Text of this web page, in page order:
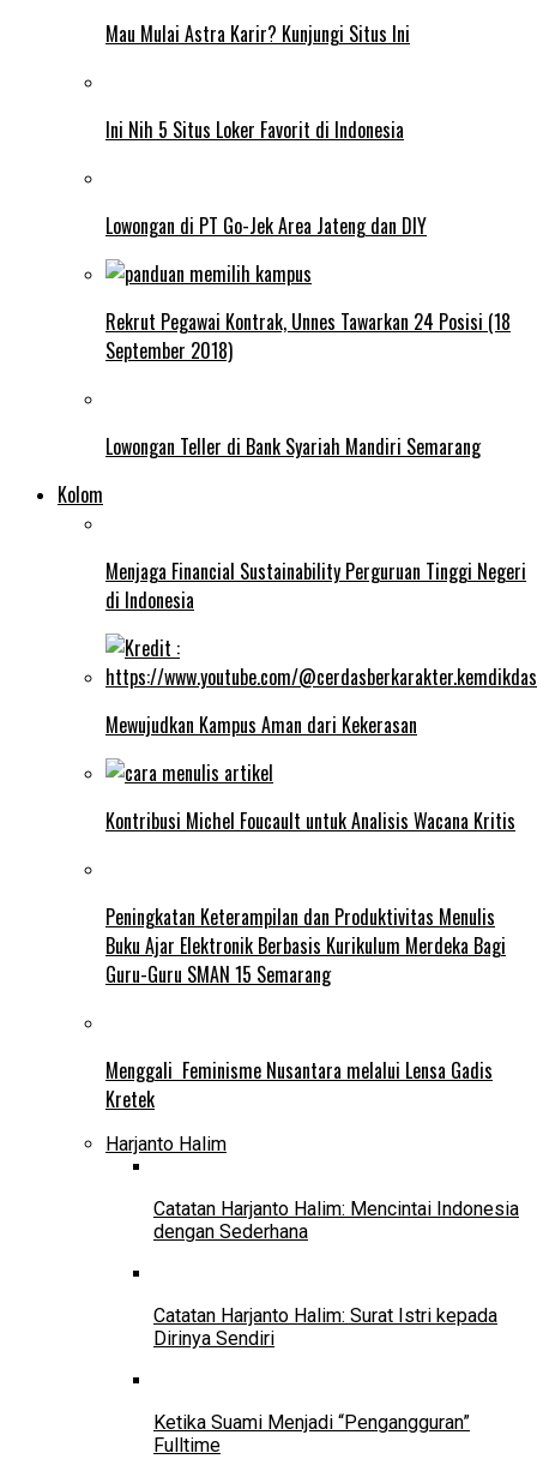
Mau Mulai Astra Karir? Kunjungi Situs Ini
Ini Nih 5 Situs Loker Favorit di Indonesia
Lowongan di PT Go-Jek Area Jateng dan DIY
Rekrut Pegawai Kontrak, Unnes Tawarkan 24 Posisi (18
September 2018)
Lowongan Teller di Bank Syariah Mandiri Semarang
Kolom
Menjaga Financial Sustainability Perguruan Tinggi Negeri
di Indonesia
Mewujudkan Kampus Aman dari Kekerasan
Kontribusi Michel Foucault untuk Analisis Wacana Kritis
Peningkatan Keterampilan dan Produktivitas Menulis
Buku Ajar Elektronik Berbasis Kurikulum Merdeka Bagi
Guru-Guru SMAN 15 Semarang
Menggali Feminisme Nusantara melalui Lensa Gadis
Kretek
Harjanto Halim
Catatan Harjanto Halim: Mencintai Indonesia
dengan Sederhana
Catatan Harjanto Halim: Surat Istri kepada
Dirinya Sendiri
Ketika Suami Menjadi “Pengangguran”
Fulltime